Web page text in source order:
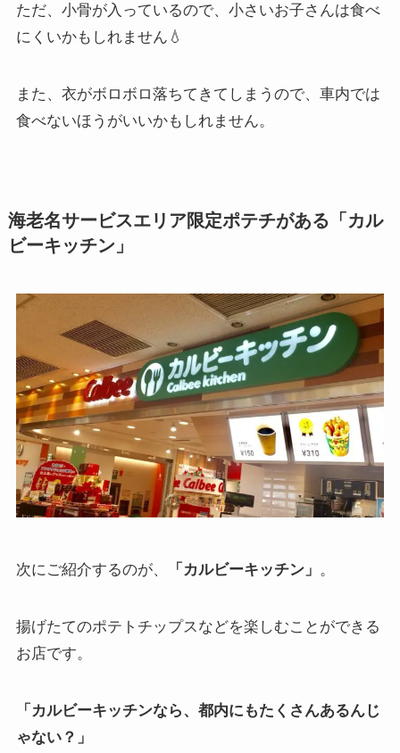
ただ、小骨が入っているので、小さいお子さんは食べ
にくいかもしれません💧
また、衣がボロボロ落ちてきてしまうので、車内では
食べないほうがいいかもしれません。
海老名サービスエリア限定ポテチがある「カル
ビーキッチン」
次にご紹介するのが、 「カルビーキッチン」 。
揚げたてのポテトチップスなどを楽しむことができる
お店です。
「カルビーキッチンなら、都内にもたくさんあるんじ
ゃない？」